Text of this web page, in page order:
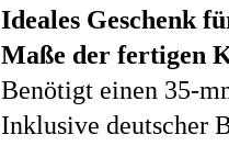
Ideales Geschenk
Maße der fertigen
Benötigt einen 35-
Inklusive deutscher